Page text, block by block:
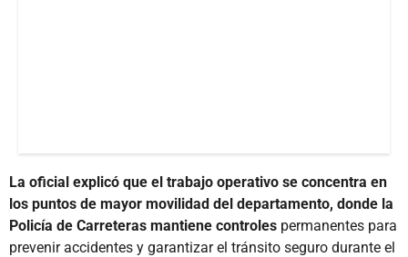
La oficial explicó que el trabajo operativo se concentra en
los puntos de mayor movilidad del departamento, donde la
Policía de Carreteras mantiene controles permanentes para
prevenir accidentes y garantizar el tránsito seguro durante el